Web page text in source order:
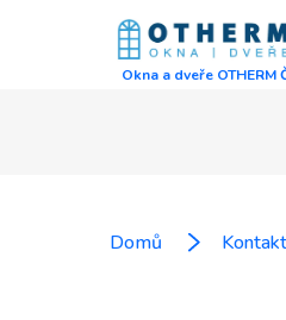
Okna a dveře OTHERM
Domů Kontakt